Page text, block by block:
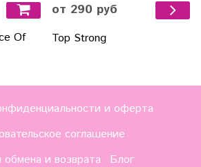
Of
от 290 руб
Top Strong
и оферта
соглашение
обмена и возврата
Блог